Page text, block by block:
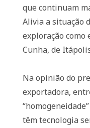
que continuam
Alivia a situação
exploração como
Cunha, de
Na opinião do
exportadora,
têm tecnologia